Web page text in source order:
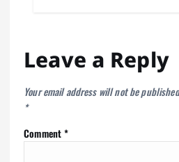
Leave a Reply
Your email address will not be
*
Comment*